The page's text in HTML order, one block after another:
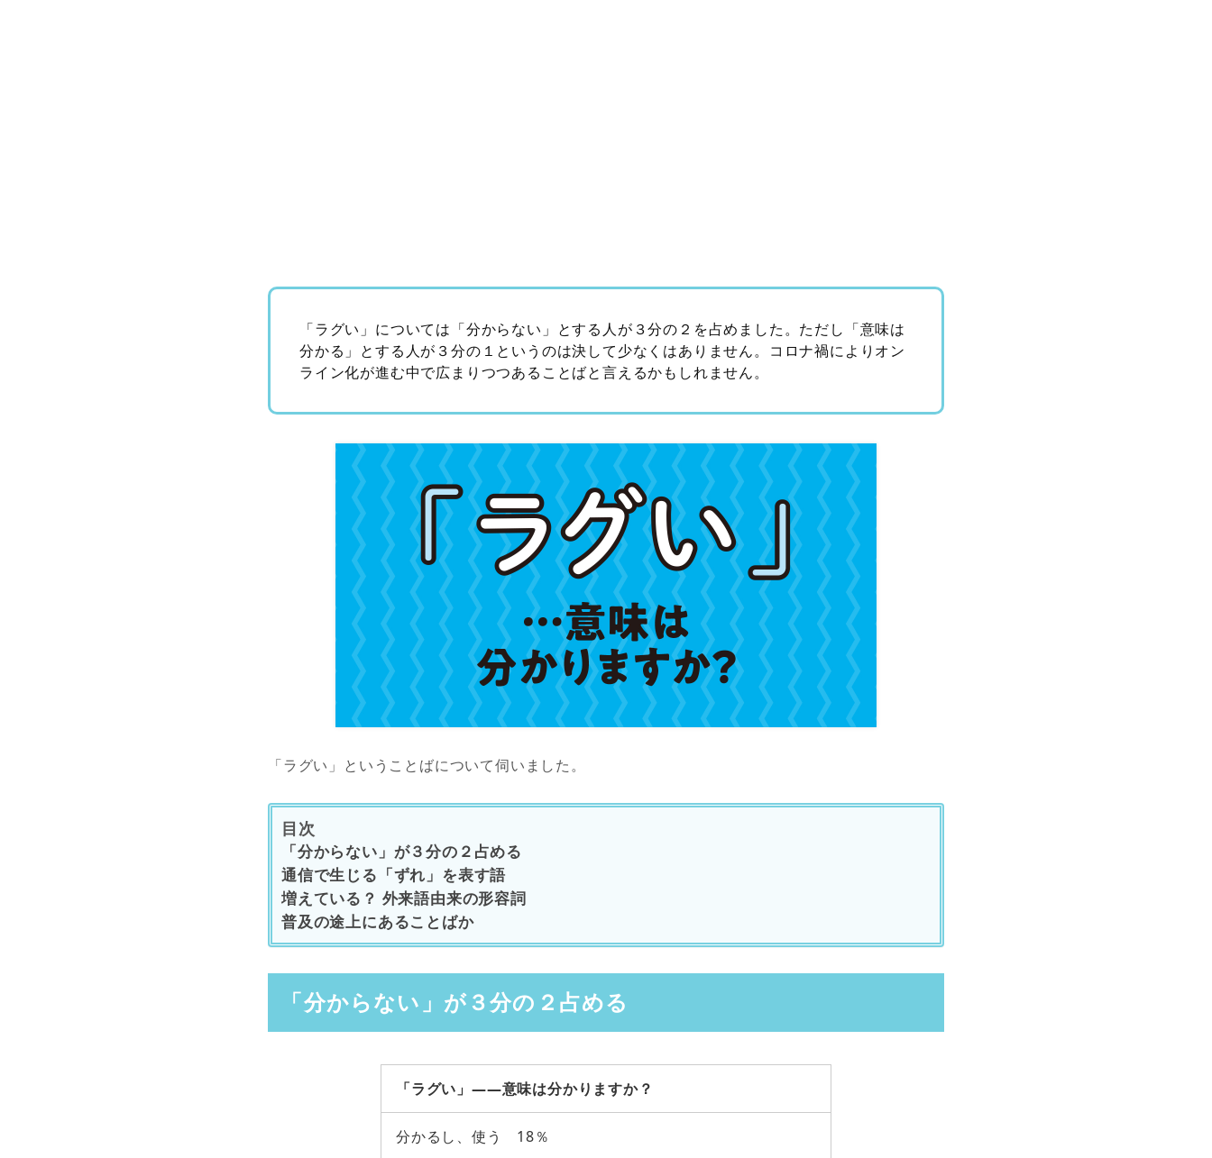
「ラグい」については「分からない」とする人が３分の２を占めました。ただし「意味は
分かる」とする人が３分の１というのは決して少なくはありません。コロナ禍によりオン
ライン化が進む中で広まりつつあることばと言えるかもしれません。
「ラグい」ということばについて伺いました。
目次
「分からない」が３分の２占める
通信で生じる「ずれ」を表す語
増えている？ 外来語由来の形容詞
普及の途上にあることばか
「分からない」が３分の２占める
「ラグい」――意味は分かりますか？
分かるし、使う 18％